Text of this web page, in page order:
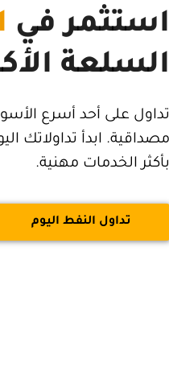
استثمر في
السلعة
تداول على أحد أسرع
بأكثر الخدمات مهنية.
تداول النفط اليوم